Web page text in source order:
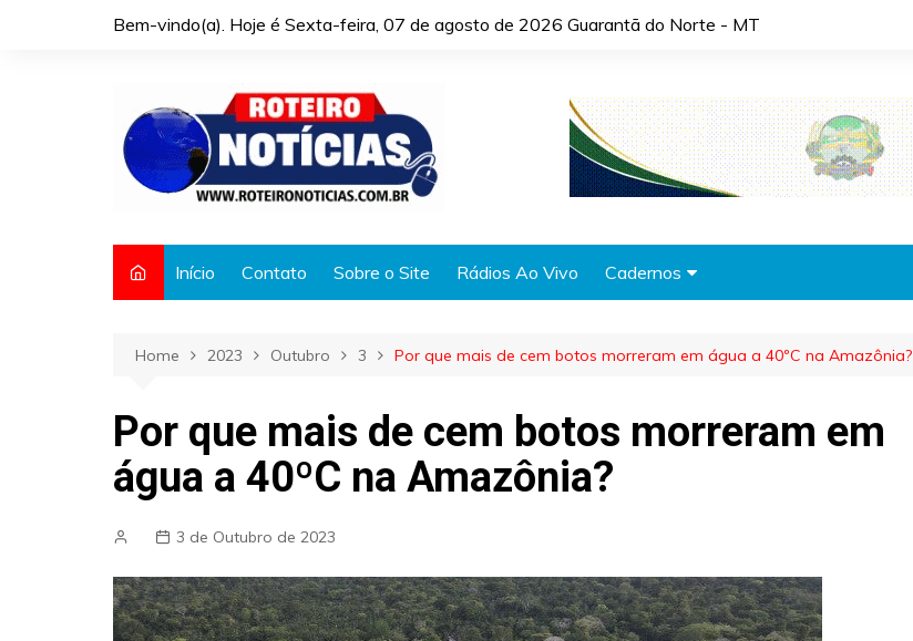
Bem-vindo(a). Hoje é Sexta-feira, 07 de agosto de 2026 Guarantã do Norte - MT
Início Contato Sobre o Site Rádios Ao Vivo Cadernos
Automóveis
Cidades
Cultura
Fama e TV
Justiça
Home 2023 Outubro 3 Por que mais de cem botos morreram em água a 40ºC na Amazônia?
Por que mais de cem botos morreram em
água a 40ºC na Amazônia?
3 de Outubro de 2023